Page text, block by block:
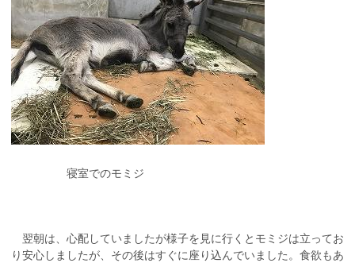
寝室でのモミジ
翌朝は、心配していましたが様子を見に行くとモミジは立ってお
り安心しましたが、その後はすぐに座り込んでいました。食欲もあ